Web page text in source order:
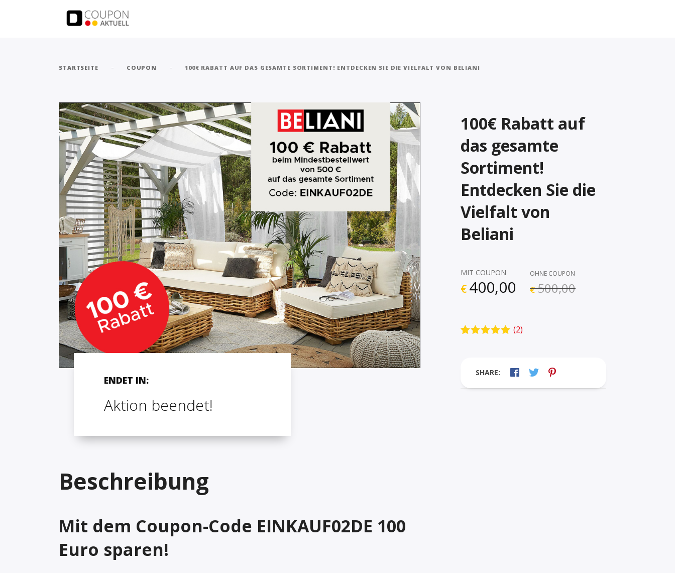
STARTSEITE - COUPON - 100€ RABATT AUF DAS GESAMTE SORTIMENT! ENTDECKEN SIE DIE VIELFALT VON BELIANI
100€ Rabatt auf
das gesamte
Sortiment!
Entdecken Sie die
Vielfalt von
Beliani
MIT COUPON
€ 400,00
OHNE COUPON
€ 500,00
rtungen
(2)
SHARE:
ENDET IN:
Aktion beendet!
Beschreibung
Mit dem Coupon-Code EINKAUF02DE 100
Euro sparen!